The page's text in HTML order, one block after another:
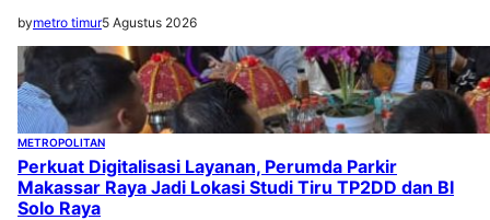
bymetro timur5 Agustus 2026
METROPOLITAN
Perkuat Digitalisasi Layanan, Perumda Parkir
Makassar Raya Jadi Lokasi Studi Tiru TP2DD dan BI
Solo Raya